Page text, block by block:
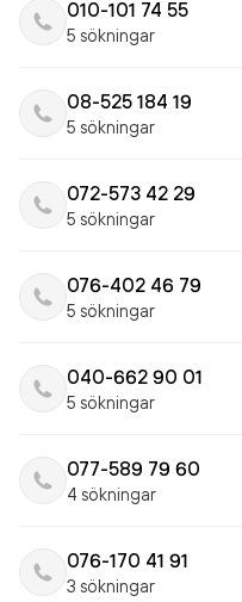
010-101 74 55
5 sökningar
08-525 184 19
5 sökningar
072-573 42 29
5 sökningar
076-402 46 79
5 sökningar
040-662 90 01
5 sökningar
077-589 79 60
4 sökningar
076-170 41 91
3 sökningar